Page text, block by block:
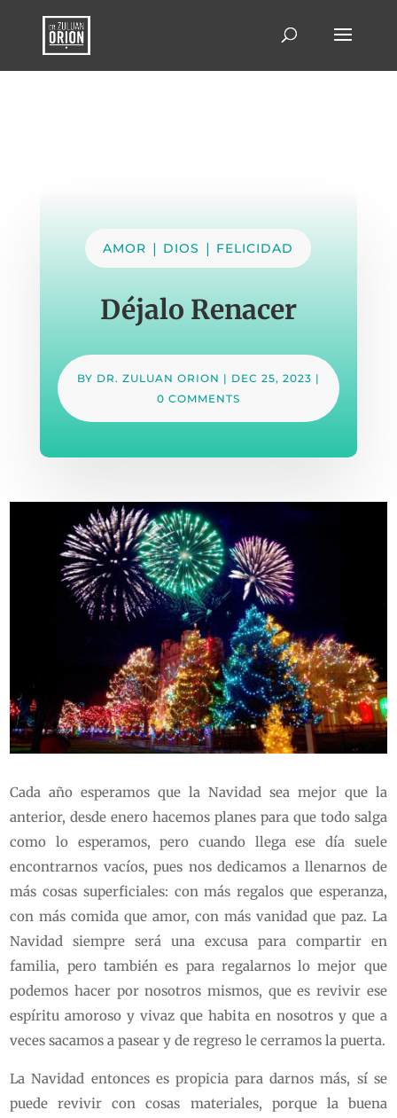
AMOR | DIOS | FELICIDAD
Déjalo Renacer
BY DR. ZULUAN ORION | DEC 25, 2023 |
0 COMMENTS
Cada año esperamos que la Navidad sea mejor que la
anterior, desde enero hacemos planes para que todo salga
como lo esperamos, pero cuando llega ese día suele
encontrarnos vacíos, pues nos dedicamos a llenarnos de
más cosas superficiales: con más regalos que esperanza,
con más comida que amor, con más vanidad que paz. La
Navidad siempre será una excusa para compartir en
familia, pero también es para regalarnos lo mejor que
podemos hacer por nosotros mismos, que es revivir ese
espíritu amoroso y vivaz que habita en nosotros y que a
veces sacamos a pasear y de regreso le cerramos la puerta.
La Navidad entonces es propicia para darnos más, sí se
puede revivir con cosas materiales, porque la buena